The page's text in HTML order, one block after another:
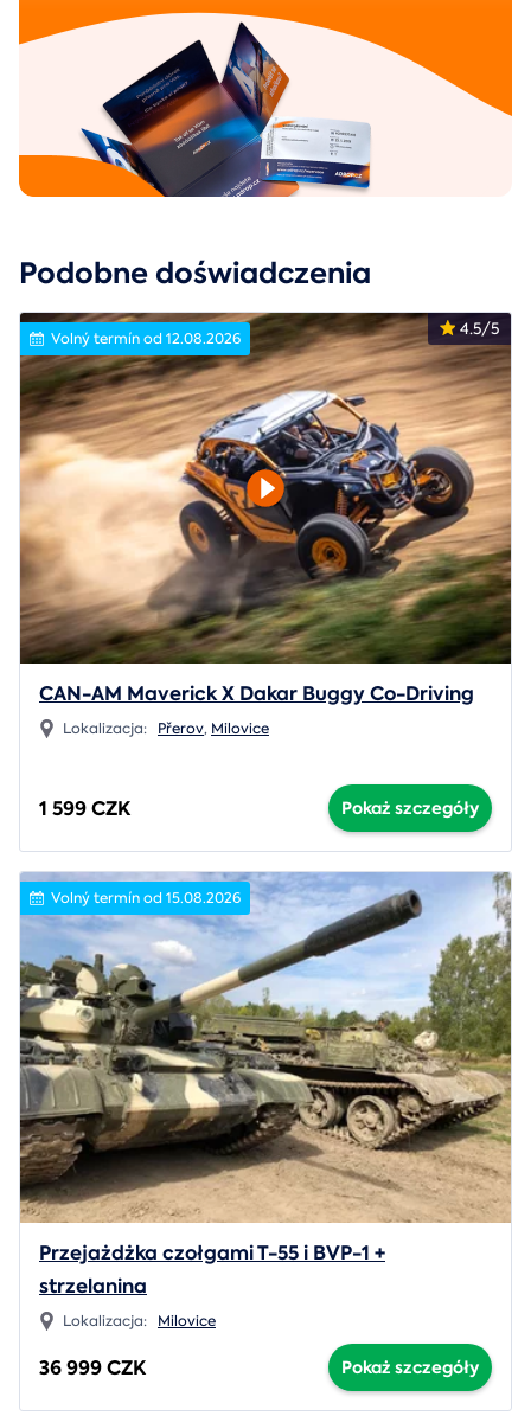
Podobne doświadczenia
4.5/5
Volný termín od 12.08.2026
CAN-AM Maverick X Dakar Buggy Co-Driving
Lokalizacja: Přerov, Milovice
1 599 CZK Pokaż szczegóły
Volný termín od 15.08.2026
Przejażdżka czołgami T-55 i BVP-1 +
strzelanina
Lokalizacja: Milovice
36 999 CZK Pokaż szczegóły